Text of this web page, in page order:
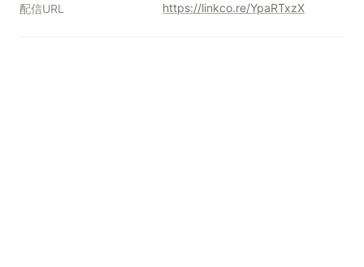
配信URL https://linkco.re/YpaRTxzX